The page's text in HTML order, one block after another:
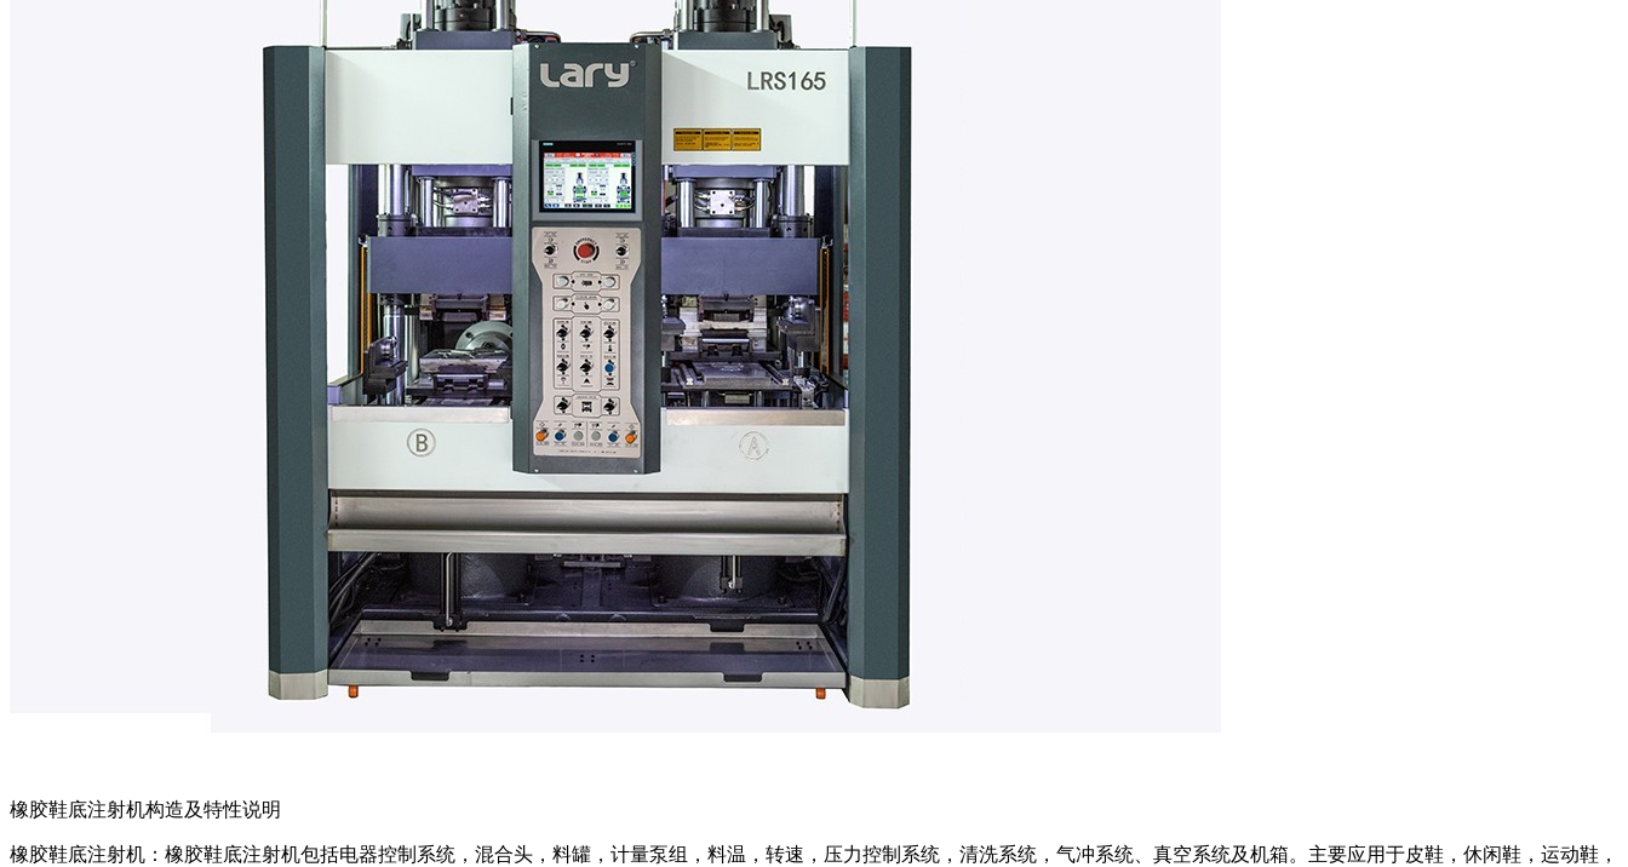
橡胶鞋底注射机构造及特性说明
橡胶鞋底注射机：橡胶鞋底注射机包括电器控制系统，混合头，料罐，计量泵组，料温，转速，压力控制系统，清洗系统，气冲系统、真空系统及机箱。主要应用于皮鞋，休闲鞋，运动鞋，